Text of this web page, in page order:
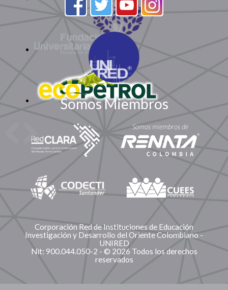
Somos Miembros
Corporación Red de Instituciones de Educación
Investigación y Desarrollo del Oriente Colombiano -
UNIRED
Nit: 900.044.050-2 - © 2026 Todos los derechos
reservados